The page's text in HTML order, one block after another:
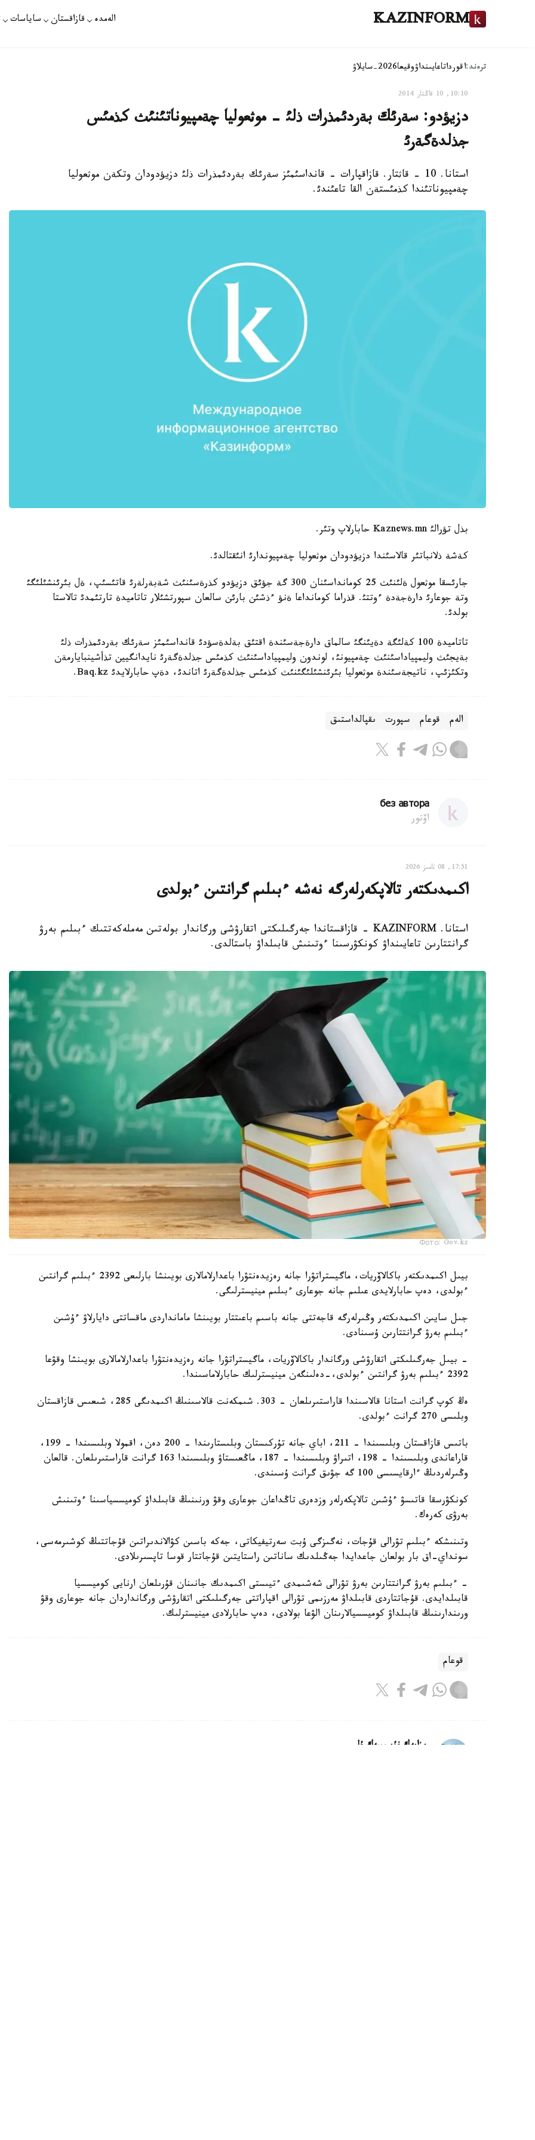
KAZINFORM الەمدە قازاقستان ساياسات
ترەند:اقورداتاعايىنداۋوقيعا2026-سايلاۋ
10:10, 10 قاڭتار 2014
دزيؤدو: سةرئك بةردئمذرات ذلئ - موثعوليا چةمپيوناتئنئث كذمئس
جذلدةگةرئ
استانا. 10 - قاثتار. قازاقپارات - قانداسئمئز سةرئك بةردئمذرات ذلئ دزيؤدودان وتكةن موثعوليا
چةمپيوناتئندا كذمئستةن القا تاعئندئ.
بذل تؤرالئ Kaznews.mn حابارلاپ وتئر.
كةشة ذلانباتئر قالاسئندا دزيؤدودان موثعوليا چةمپيوندارئ انئقتالدئ.
جارئسقا موثعول ةلئنئث 25 كومانداسئنان 300 گة جؤئق دزيؤدو كذرةسئنئث شةبةرلةرئ قاتئسئپ، ةل بئرئنشئلئگئ
وتة جوعارئ دارةجةدة ءوتتئ. قذراما كومانداعا ةنؤ ءذشئن بارئن سالعان سپورتشئلار تاتاميدة تارتئمدئ تالاستا
بولدئ.
تاتاميدة 100 كةلئگة دةيئنگئ سالماق دارةجةسئندة اقتئق بةلدةسؤدئ قانداسئمئز سةرئك بةردئمذرات ذلئ
بةيجئث وليمپياداسئنئث چةمپيونئ، لوندون وليمپياداسئنئث كذمئس جذلدةگةرئ نايدانگيين تذأشينبايارمةن
وتكئزئپ، ناتيجةسئندة موثعوليا بئرئنشئلئگئنئث كذمئس جذلدةگةرئ اتاندئ، دةپ حابارلايدئ Baq.kz.
الەم قوعام سپورت ىقپالداستىق
без автора
اۆتور
17:51, 08 تامىز 2026
اكىمدىكتەر تالاپكەرلەرگە نەشە ءبىلىم گرانتىن ءبولدى
استانا. KAZINFORM - قازاقستاندا جەرگىلىكتى اتقارۋشى ورگاندار بولەتىن مەملەكەتتىك ءبىلىم بەرۋ
گرانتتارىن تاعايىنداۋ كونكۋرسىنا ءوتىنىش قابىلداۋ باستالدى.
Фото: Gov.kz
بيىل اكىمدىكتەر باكالاۆريات، ماگيستراتۋرا جانە رەزيدەنتۋرا باعدارلامالارى بويىنشا بارلىعى 2392 ءبىلىم گرانتىن
ءبولدى، دەپ حابارلايدى عىلىم جانە جوعارى ءبىلىم مينيسترلىگى.
جىل سايىن اكىمدىكتەر وڭىرلەرگە قاجەتتى جانە باسىم باعىتتار بويىنشا مامانداردى ماقساتتى دايارلاۋ ءۇشىن
ءبىلىم بەرۋ گرانتتارىن ۇسىنادى.
- بيىل جەرگىلىكتى اتقارۋشى ورگاندار باكالاۆريات، ماگيستراتۋرا جانە رەزيدەنتۋرا باعدارلامالارى بويىنشا وقۋعا
2392 ءبىلىم بەرۋ گرانتىن ءبولدى،-دەلىنگەن مينيسترلىك حابارلاماسىندا.
ەڭ كوپ گرانت استانا قالاسىندا قاراستىرىلعان - 303. شىمكەنت قالاسىنىڭ اكىمدىگى 285، شىعىس قازاقستان
وبلىسى 270 گرانت ءبولدى.
باتىس قازاقستان وبلىسىندا – 211، اباي جانە تۇركىستان وبلىستارىندا – 200 دەن، اقمولا وبلىسىندا – 199،
قاراعاندى وبلىسىندا – 198، اتىراۋ وبلىسىندا – 187، ماڭعىستاۋ وبلىسىندا 163 گرانت قاراستىرىلعان. قالعان
وڭىرلەردىڭ ءارقايسىسى 100 گە جۋىق گرانت ۇسىندى.
كونكۋرسقا قاتىسۋ ءۇشىن تالاپكەرلەر وزدەرى تاڭداعان جوعارى وقۋ ورنىنىڭ قابىلداۋ كوميسسياسىنا ءوتىنىش
بەرۋى كەرەك.
وتىنىشكە ءبىلىم تۋرالى قۇجات، نەگىزگى ۇبت سەرتيفيكاتى، جەكە باسىن كۋالاندىراتىن قۇجاتتىڭ كوشىرمەسى،
سونداي-اق بار بولعان جاعدايدا جەڭىلدىك ساناتىن راستايتىن قۇجاتتار قوسا تاپسىرىلادى.
- ءبىلىم بەرۋ گرانتتارىن بەرۋ تۋرالى شەشىمدى ءتيىستى اكىمدىك جانىنان قۇرىلعان ارنايى كوميسسيا
قابىلدايدى. قۇجاتتاردى قابىلداۋ مەرزىمى تۋرالى اقپاراتتى جەرگىلىكتى اتقارۋشى ورگانداردان جانە جوعارى وقۋ
ورىندارىنىڭ قابىلداۋ كوميسسيالارىنان الۋعا بولادى، دەپ حابارلادى مينيسترلىك.
قوعام
ريزابەك نۇسىپبەك ۇلى